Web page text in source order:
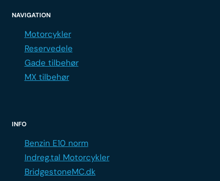
NAVIGATION
Motorcykler
Reservedele
Gade tilbehør
MX tilbehør
INFO
Benzin E10 norm
Indreg.tal Motorcykler
BridgestoneMC.dk